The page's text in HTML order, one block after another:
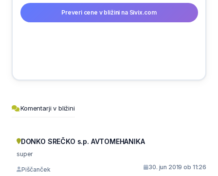
Preveri cene v bližini na Sivix.com
Komentarji v bližini
DONKO SREČKO s.p. AVTOMEHANIKA
super
Piščanček 30. jun 2019 ob 11:26